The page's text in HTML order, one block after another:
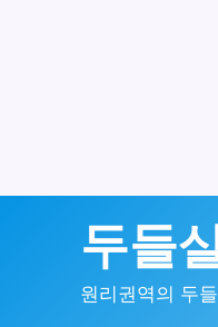
두들
원리권역의 두